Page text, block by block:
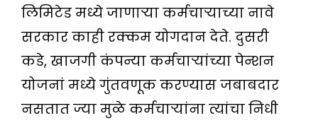
लिमिटेड मध्ये जाणार्‍या कर्मचार्‍याच्या नावे
सरकार काही रक्कम योगदान देते. दुसरी
कडे, खाजगी कंपन्या कर्मचार्‍यांच्या पेन्शन
योजनां मध्ये गुंतवणूक करण्यास जबाबदार
नसतात ज्या मुळे कर्मचार्‍यांना त्यांचा निधी